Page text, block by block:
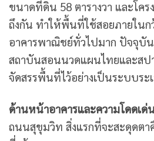
ขนาดที่ดิน 58 ตารางวา และโค
ถึงกัน ทำให้พื้นที่ใช้สอยภายในก
อาคารพาณิชย์ทั่วไปมาก ปัจจุบั
สถาบันสอนนวดแผนไทยและสป
จัดสรรพื้นที่ไว้อย่างเป็นระบบระ
ด้านหน้าอาคารและความโดดเด่
ถนนสุขุมวิท สิ่งแรกที่จะสะดุดตา